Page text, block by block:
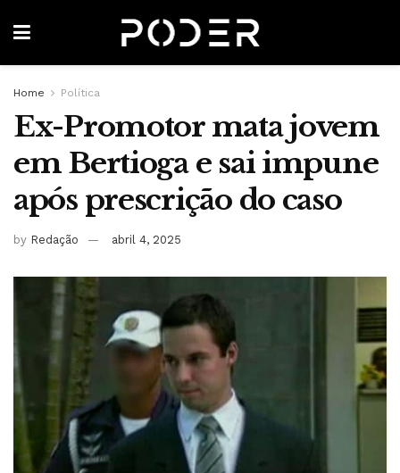
Home Política
Ex-Promotor mata jovem
em Bertioga e sai impune
após prescrição do caso
by Redação abril 4, 2025